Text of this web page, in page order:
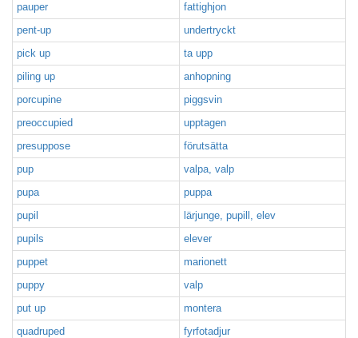
pauper
fattighjon
pent-up
undertryckt
pick up
ta upp
piling up
anhopning
porcupine
piggsvin
preoccupied
upptagen
presuppose
förutsätta
pup
valpa, valp
pupa
puppa
pupil
lärjunge, pupill, elev
pupils
elever
puppet
marionett
puppy
valp
put up
montera
quadruped
fyrfotadjur